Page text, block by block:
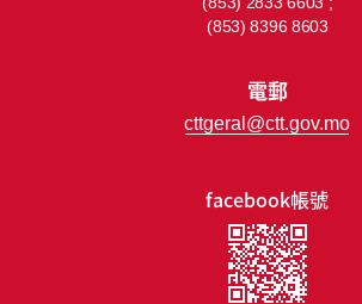
facebook帳號
(853) 8396 8603
電郵
cttgeral@ctt.gov.mo